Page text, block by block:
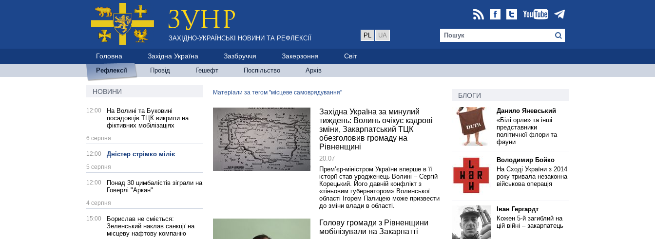
ЗАХІДНО-УКРАЇНСЬКІ НОВИНИ ТА РЕФЛЕКСІЇ PL UA
Головна Західна Україна Зазбруччя Закерзоння Світ
Рефлексії Провід Ґешефт Поспільство Архів
НОВИНИ
12:00
На Волині та Буковині
посадовців ТЦК викрили на
фіктивних мобілізаціях
6 серпня
12:00 Дністер стрімко міліє
5 серпня
12:00
Понад 30 цимбалістів зіграли на
Говерлі "Аркан"
4 серпня
15:00
Борислав не сміється:
Зеленський наклав санкції на
місцеву нафтову компанію
Матеріали за тегом "місцеве самоврядування"
Західна Україна за минулий
тиждень: Волинь очікує кадрові
зміни, Закарпатський ТЦК
обезголовив громаду на
Рівненщині
20.07
Прем’єр-міністром України вперше в її
історії став уродженець Волині – Сергій
Корецький. Його давній конфлікт з
«тіньовим губернатором» Волинської
області Ігорем Палицею може призвести
до зміни влади в області.
Голову громади з Рівненщини
мобілізували на Закарпатті
БЛОГИ
Данило Яневський
«Білі орли» та інші
представники
політичної флори та
фауни
Володимир Бойко
На Сході України з 2014
року тривала незаконна
військова операція
Іван Гергардт
Кожен 5-й загиблий на
цій війні – закарпатець